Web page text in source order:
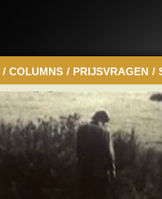
/ COLUMNS / PRIJSVRAGEN /